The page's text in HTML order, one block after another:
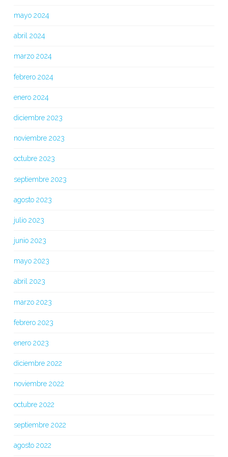
mayo 2024
abril 2024
marzo 2024
febrero 2024
enero 2024
diciembre 2023
noviembre 2023
octubre 2023
septiembre 2023
agosto 2023
julio 2023
junio 2023
mayo 2023
abril 2023
marzo 2023
febrero 2023
enero 2023
diciembre 2022
noviembre 2022
octubre 2022
septiembre 2022
agosto 2022